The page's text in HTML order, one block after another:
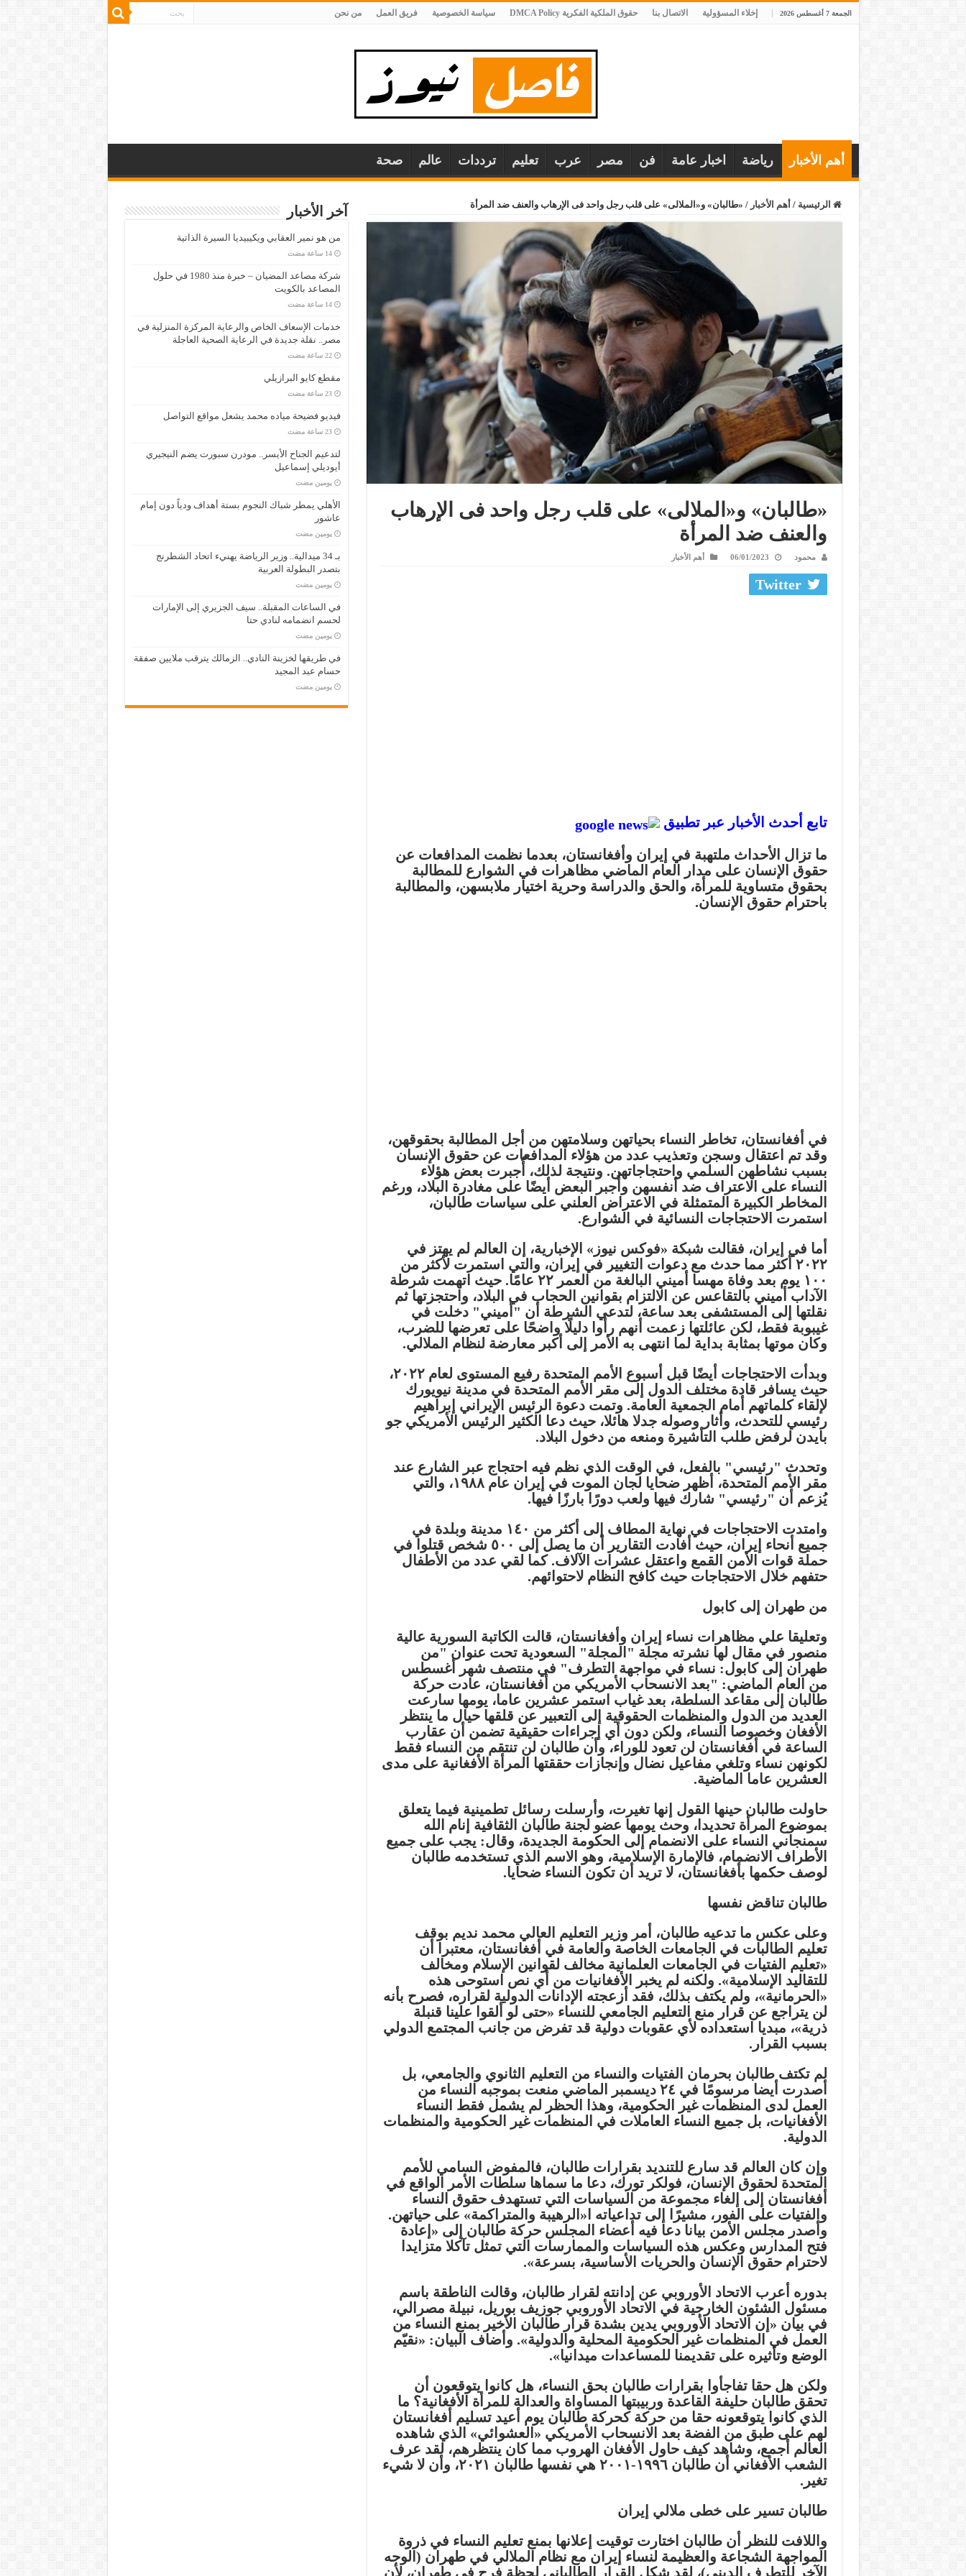
الجمعة 7 أغسطس 2026 إخلاء المسؤولية الاتصال بنا حقوق الملكية الفكرية DMCA Policy سياسة الخصوصية فريق العمل من نحن
أهم الأخبار رياضة اخبار عامة فن مصر عرب تعليم ترددات عالم صحة
الرئيسية / أهم الأخبار / «طالبان» و«الملالى» على قلب رجل واحد فى الإرهاب والعنف ضد المرأة
«طالبان» و«الملالى» على قلب رجل واحد فى الإرهاب
والعنف ضد المرأة
محمود 06/01/2023 أهم الأخبار
Twitter
تابع أحدث الأخبار عبر تطبيق
ما تزال الأحداث ملتهبة في إيران وأفغانستان، بعدما نظمت المدافعات عن
حقوق الإنسان على مدار العام الماضي مظاهرات في الشوارع للمطالبة
بحقوق متساوية للمرأة، والحق والدراسة وحرية اختيار ملابسهن، والمطالبة
باحترام حقوق الإنسان.
في أفغانستان، تخاطر النساء بحياتهن وسلامتهن من أجل المطالبة بحقوقهن،
وقد تم اعتقال وسجن وتعذيب عدد من هؤلاء المدافعات عن حقوق الإنسان
بسبب نشاطهن السلمي واحتجاجاتهن. ونتيجة لذلك، أُجبرت بعض هؤلاء
النساء على الاعتراف ضد أنفسهن وأُجبر البعض أيضًا على مغادرة البلاد، ورغم
المخاطر الكبيرة المتمثلة في الاعتراض العلني على سياسات طالبان،
استمرت الاحتجاجات النسائية في الشوارع.
أما في إيران، فقالت شبكة «فوكس نيوز» الإخبارية، إن العالم لم يهتز في
٢٠٢٢ أكثر مما حدث مع دعوات التغيير في إيران، والتي استمرت لأكثر من
١٠٠ يوم بعد وفاة مهسا أميني البالغة من العمر ٢٢ عامًا. حيث اتهمت شرطة
الآداب أميني بالتقاعس عن الالتزام بقوانين الحجاب في البلاد، واحتجزتها ثم
نقلتها إلى المستشفى بعد ساعة، لتدعي الشرطة أن "أميني" دخلت في
غيبوبة فقط، لكن عائلتها زعمت أنهم رأوا دليلًا واضحًا على تعرضها للضرب،
وكان موتها بمثابة بداية لما انتهى به الأمر إلى أكبر معارضة لنظام الملالي.
وبدأت الاحتجاجات أيضًا قبل أسبوع الأمم المتحدة رفيع المستوى لعام ٢٠٢٢،
حيث يسافر قادة مختلف الدول إلى مقر الأمم المتحدة في مدينة نيويورك
لإلقاء كلماتهم أمام الجمعية العامة. وتمت دعوة الرئيس الإيراني إبراهيم
رئيسي للتحدث، وأثار وصوله جدلا هائلا، حيث دعا الكثير الرئيس الأمريكي جو
بايدن لرفض طلب التأشيرة ومنعه من دخول البلاد.
وتحدث "رئيسي" بالفعل، في الوقت الذي نظم فيه احتجاج عبر الشارع عند
مقر الأمم المتحدة، أظهر ضحايا لجان الموت في إيران عام ١٩٨٨، والتي
يُزعم أن "رئيسي" شارك فيها ولعب دورًا بارزًا فيها.
وامتدت الاحتجاجات في نهاية المطاف إلى أكثر من ١٤٠ مدينة وبلدة في
جميع أنحاء إيران، حيث أفادت التقارير أن ما يصل إلى ٥٠٠ شخص قتلوا في
حملة قوات الأمن القمع واعتقل عشرات الآلاف. كما لقي عدد من الأطفال
حتفهم خلال الاحتجاجات حيث كافح النظام لاحتوائهم.
من طهران إلى كابول
وتعليقا علي مظاهرات نساء إيران وأفغانستان، قالت الكاتبة السورية عالية
منصور في مقال لها نشرته مجلة "المجلة" السعودية تحت عنوان "من
طهران إلى كابول: نساء في مواجهة التطرف" في منتصف شهر أغسطس
من العام الماضي: "بعد الانسحاب الأمريكي من أفغانستان، عادت حركة
طالبان إلى مقاعد السلطة، بعد غياب استمر عشرين عاما، يومها سارعت
العديد من الدول والمنظمات الحقوقية إلى التعبير عن قلقها حيال ما ينتظر
الأفغان وخصوصا النساء، ولكن دون أي إجراءات حقيقية تضمن أن عقارب
الساعة في أفغانستان لن تعود للوراء، وأن طالبان لن تنتقم من النساء فقط
لكونهن نساء وتلغي مفاعيل نضال وإنجازات حققتها المرأة الأفغانية على مدى
العشرين عاما الماضية.
حاولت طالبان حينها القول إنها تغيرت، وأرسلت رسائل تطمينية فيما يتعلق
بموضوع المرأة تحديدا، وحث يومها عضو لجنة طالبان الثقافية إنام الله
سمنجاني النساء على الانضمام إلى الحكومة الجديدة، وقال: يجب على جميع
الأطراف الانضمام، فالإمارة الإسلامية، وهو الاسم الذي تستخدمه طالبان
لوصف حكمها بأفغانستان، لا تريد أن تكون النساء ضحايا.
طالبان تناقض نفسها
وعلى عكس ما تدعيه طالبان، أمر وزير التعليم العالي محمد نديم بوقف
تعليم الطالبات في الجامعات الخاصة والعامة في أفغانستان، معتبرا أن
«تعليم الفتيات في الجامعات العلمانية مخالف لقوانين الإسلام ومخالف
للتقاليد الإسلامية». ولكنه لم يخبر الأفغانيات من أي نص استوحى هذه
«الحرمانية»، ولم يكتف بذلك، فقد أزعجته الإدانات الدولية لقراره، فصرح بأنه
لن يتراجع عن قرار منع التعليم الجامعي للنساء «حتى لو ألقوا علينا قنبلة
ذرية»، مبديا استعداده لأي عقوبات دولية قد تفرض من جانب المجتمع الدولي
بسبب القرار.
لم تكتف طالبان بحرمان الفتيات والنساء من التعليم الثانوي والجامعي، بل
أصدرت أيضا مرسومًا في ٢٤ ديسمبر الماضي منعت بموجبه النساء من
العمل لدى المنظمات غير الحكومية، وهذا الحظر لم يشمل فقط النساء
الأفغانيات، بل جميع النساء العاملات في المنظمات غير الحكومية والمنظمات
الدولية.
وإن كان العالم قد سارع للتنديد بقرارات طالبان، فالمفوض السامي للأمم
المتحدة لحقوق الإنسان، فولكر تورك، دعا ما سماها سلطات الأمر الواقع في
أفغانستان إلى إلغاء مجموعة من السياسات التي تستهدف حقوق النساء
والفتيات على الفور، مشيرًا إلى تداعياته ا«الرهيبة والمتراكمة» على حياتهن.
وأصدر مجلس الأمن بيانا دعا فيه أعضاء المجلس حركة طالبان إلى «إعادة
فتح المدارس وعكس هذه السياسات والممارسات التي تمثل تآكلا متزايدا
لاحترام حقوق الإنسان والحريات الأساسية، بسرعة».
بدوره أعرب الاتحاد الأوروبي عن إدانته لقرار طالبان، وقالت الناطقة باسم
مسئول الشئون الخارجية في الاتحاد الأوروبي جوزيف بوريل، نبيلة مصرالي،
في بيان «إن الاتحاد الأوروبي يدين بشدة قرار طالبان الأخير بمنع النساء من
العمل في المنظمات غير الحكومية المحلية والدولية». وأضاف البيان: «نقيّم
الوضع وتأثيره على تقديمنا للمساعدات ميدانيا».
ولكن هل حقا تفاجأوا بقرارات طالبان بحق النساء، هل كانوا يتوقعون أن
تحقق طالبان حليفة القاعدة وربيبتها المساواة والعدالة للمرأة الأفغانية؟ ما
الذي كانوا يتوقعونه حقا من حركة كحركة طالبان يوم أعيد تسليم أفغانستان
لهم على طبق من الفضة بعد الانسحاب الأمريكي «العشوائي» الذي شاهده
العالم أجمع، وشاهد كيف حاول الأفغان الهروب مما كان ينتظرهم، لقد عرف
الشعب الأفغاني أن طالبان ١٩٩٦-٢٠٠١ هي نفسها طالبان ٢٠٢١، وأن لا شيء
تغير.
طالبان تسير على خطى ملالي إيران
واللافت للنظر أن طالبان اختارت توقيت إعلانها بمنع تعليم النساء في ذروة
المواجهة الشجاعة والعظيمة لنساء إيران مع نظام الملالي في طهران (الوجه
الآخر للتطرف الديني)، لقد شكل القرار الطالباني لحظة فرح في طهران، لأن
آخر الأخبار
من هو نمير العقابي ويكيبيديا السيرة الذاتية
‏14 ساعة مضت
شركة مصاعد المضيان – خبرة منذ 1980 في حلول
المصاعد بالكويت
‏14 ساعة مضت
خدمات الإسعاف الخاص والرعاية المركزة المنزلية في
مصر.. نقلة جديدة في الرعاية الصحية العاجلة
‏22 ساعة مضت
مقطع كايو البرازيلي
‏23 ساعة مضت
فيديو فضيحة مياده محمد يشعل مواقع التواصل
‏23 ساعة مضت
لتدعيم الجناح الأيسر.. مودرن سبورت يضم النيجيري
أيوديلي إسماعيل
‏يومين مضت
الأهلي يمطر شباك النجوم بستة أهداف ودياً دون إمام
عاشور
‏يومين مضت
بـ 34 ميدالية.. وزير الرياضة يهنيء اتحاد الشطرنج
بتصدر البطولة العربية
‏يومين مضت
في الساعات المقبلة.. سيف الجزيري إلى الإمارات
لحسم انضمامه لنادي حتا
‏يومين مضت
في طريقها لخزينة النادي.. الزمالك يترقب ملايين صفقة
حسام عبد المجيد
‏يومين مضت